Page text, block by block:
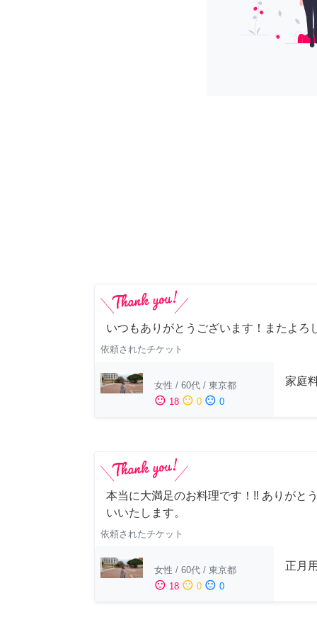
いつもありがとうございます！またよろ
依頼されたチケット
女性 / 60代 / 東京都
sentiment_satisfied 18 sentiment_neutral 0 sentiment_dissatisfied 0
家庭
本当に大満足のお料理です！‼️ ありがと
いいたします。
依頼されたチケット
女性 / 60代 / 東京都
sentiment_satisfied 18 sentiment_neutral 0 sentiment_dissatisfied 0
正月